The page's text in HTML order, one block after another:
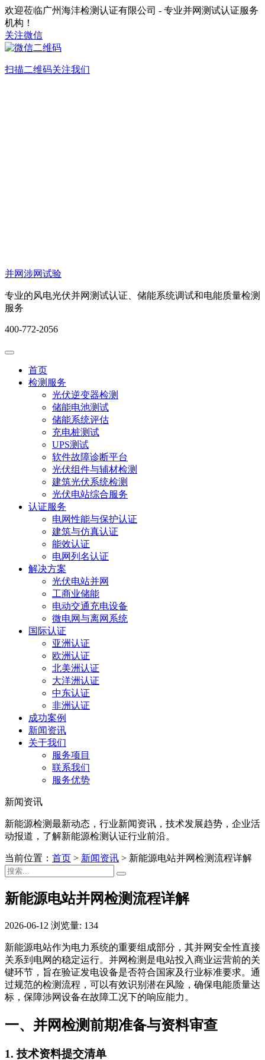
欢迎莅临广州海沣检测认证有限公司 - 专业并网测试认证服务
机构！
关注微信
扫描二维码关注我们
并网涉网试验
专业的风电光伏并网测试认证、储能系统调试和电能质量检测
服务
400-772-2056
首页
检测服务
光伏逆变器检测
储能电池测试
储能系统评估
充电桩测试
UPS测试
软件故障诊断平台
光伏组件与辅材检测
建筑光伏系统检测
光伏电站综合服务
认证服务
电网性能与保护认证
建筑与仿真认证
能效认证
电网列名认证
解决方案
光伏电站并网
工商业储能
电动交通充电设备
微电网与离网系统
国际认证
亚洲认证
欧洲认证
北美洲认证
大洋洲认证
中东认证
非洲认证
成功案例
新闻资讯
关于我们
服务项目
联系我们
服务优势
新闻资讯
新能源检测最新动态，行业新闻资讯，技术发展趋势，企业活
动报道，了解新能源检测认证行业前沿。
当前位置： 首页 > 新闻资讯 > 新能源电站并网检测流程详解
新能源电站并网检测流程详解
2026-06-12 浏览量: 134
新能源电站作为电力系统的重要组成部分，其并网安全性直接
关系到电网的稳定运行。并网检测是电站投入商业运营前的关
键环节，旨在验证发电设备是否符合国家及行业标准要求。通
过规范的检测流程，可以有效识别潜在风险，确保电能质量达
标，保障涉网设备在故障工况下的响应能力。
一、并网检测前期准备与资料审查
1. 技术资料提交清单